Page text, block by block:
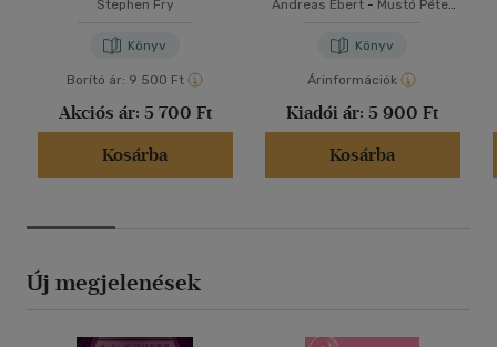
Stephen Fry
Könyv
Borító ár: 9 500 Ft
Akciós ár: 5 700 Ft
Kosárba
Andreas Ebert- Mustó Péter
Könyv
Árinformációk
Kiadói ár: 5 900 Ft
Kosárba
Új megjelenések